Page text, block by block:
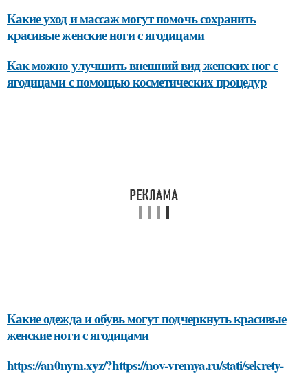
Какие уход и массаж могут помочь сохранить
красивые женские ноги с ягодицами
Как можно улучшить внешний вид женских ног с
ягодицами с помощью косметических процедур
Какие одежда и обувь могут подчеркнуть красивые
женские ноги с ягодицами
https://an0nym.xyz/?https://nov-vremya.ru/stati/sekrety-